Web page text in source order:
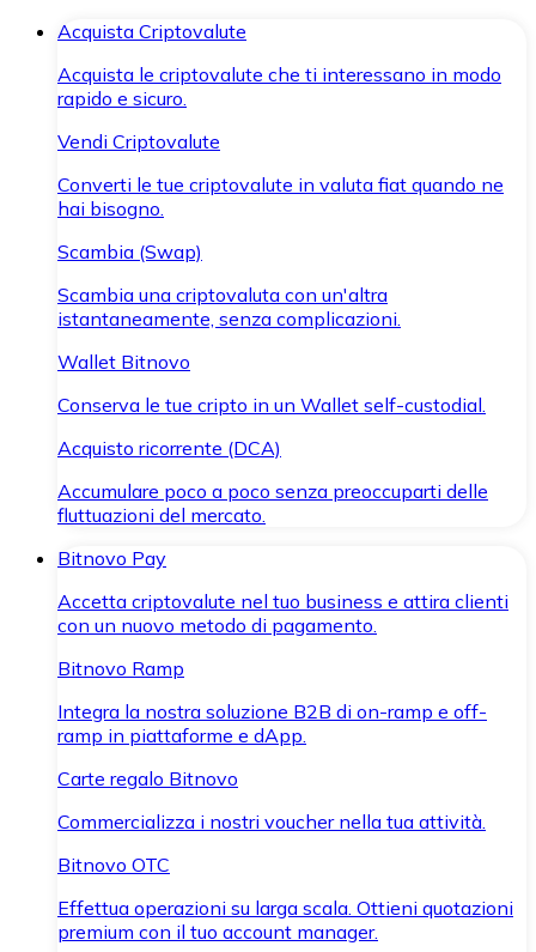
Acquista Criptovalute
Acquista le criptovalute che ti interessano in modo
rapido e sicuro.
Vendi Criptovalute
Converti le tue criptovalute in valuta fiat quando ne
hai bisogno.
Scambia (Swap)
Scambia una criptovaluta con un'altra
istantaneamente, senza complicazioni.
Wallet Bitnovo
Conserva le tue cripto in un Wallet self-custodial.
Acquisto ricorrente (DCA)
Accumulare poco a poco senza preoccuparti delle
fluttuazioni del mercato.
Bitnovo Pay
Accetta criptovalute nel tuo business e attira clienti
con un nuovo metodo di pagamento.
Bitnovo Ramp
Integra la nostra soluzione B2B di on-ramp e off-
ramp in piattaforme e dApp.
Carte regalo Bitnovo
Commercializza i nostri voucher nella tua attività.
Bitnovo OTC
Effettua operazioni su larga scala. Ottieni quotazioni
premium con il tuo account manager.